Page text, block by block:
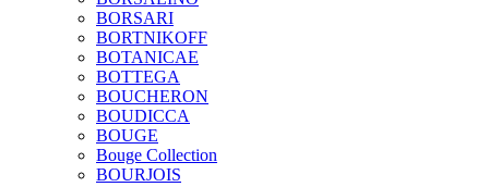
BORSARI
BORTNIKOFF
BOTANICAE
BOTTEGA
BOUCHERON
BOUDICCA
BOUGE
Bouge Collection
BOURJOIS